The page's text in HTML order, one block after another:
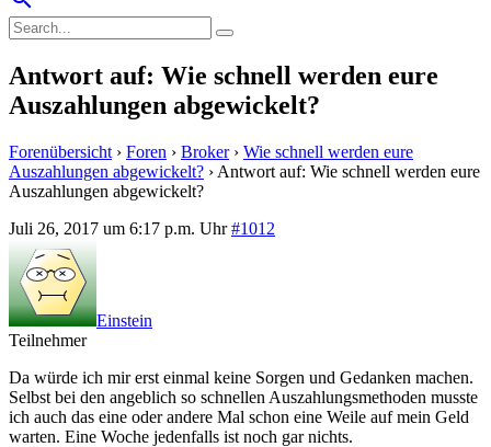
Antwort auf: Wie schnell werden eure
Auszahlungen abgewickelt?
Forenübersicht › Foren › Broker › Wie schnell werden eure
Auszahlungen abgewickelt? › Antwort auf: Wie schnell werden eure
Auszahlungen abgewickelt?
Juli 26, 2017 um 6:17 p.m. Uhr #1012
Einstein
Teilnehmer
Da würde ich mir erst einmal keine Sorgen und Gedanken machen.
Selbst bei den angeblich so schnellen Auszahlungsmethoden musste
ich auch das eine oder andere Mal schon eine Weile auf mein Geld
warten. Eine Woche jedenfalls ist noch gar nichts.